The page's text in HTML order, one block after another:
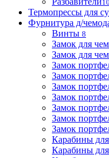
10
Термопрессы для
Фурнитура д/
Винты 8
Замок для
Замок для
Замок
Замок
Замок
Замок
Замок
Замок
Замок
Карабины
Карабины